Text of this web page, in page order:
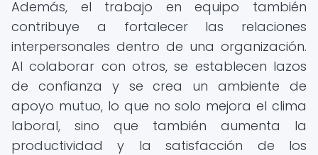
Además, el trabajo en equipo también
contribuye a fortalecer las relaciones
interpersonales dentro de una organización.
Al colaborar con otros, se establecen lazos
de confianza y se crea un ambiente de
apoyo mutuo, lo que no solo mejora el clima
laboral, sino que también aumenta la
productividad y la satisfacción de los